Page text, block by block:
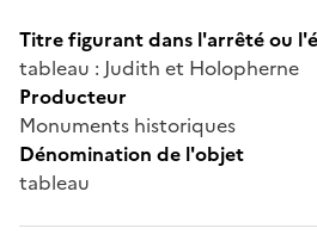
Titre figurant dans l'arrêté ou
tableau : Judith et Holopherne
Producteur
Monuments historiques
Dénomination de l'objet
tableau